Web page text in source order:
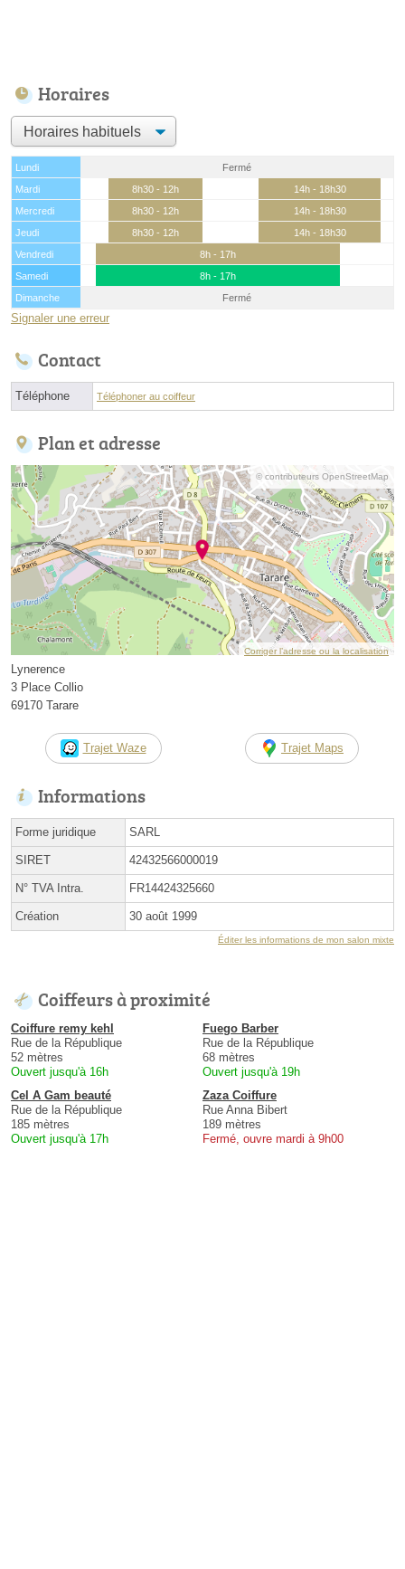
Horaires
Lundi
Fermé
Mardi
8h30 - 12h
14h - 18h30
Mercredi
8h30 - 12h
14h - 18h30
Jeudi
8h30 - 12h
14h - 18h30
Vendredi
8h - 17h
Samedi
8h - 17h
Dimanche
Fermé
Signaler une erreur
Contact
Téléphone Téléphoner au coiffeur
Plan et adresse
© contributeurs OpenStreetMap
Corriger l’adresse ou la localisation
Lynerence
3 Place Collio
69170 Tarare
Trajet Waze Trajet Maps
Informations
Forme juridique SARL
SIRET 42432566000019
N° TVA Intra. FR14424325660
Création 30 août 1999
Éditer les informations de mon salon mixte
Coiffeurs à proximité
Coiffure remy kehl
Rue de la République
52 mètres
Ouvert jusqu'à 16h
Fuego Barber
Rue de la République
68 mètres
Ouvert jusqu'à 19h
Cel A Gam beauté
Rue de la République
185 mètres
Ouvert jusqu'à 17h
Zaza Coiffure
Rue Anna Bibert
189 mètres
Fermé, ouvre mardi à 9h00